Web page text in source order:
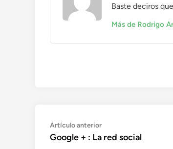
Baste deciros
Más de Rodrigo
Navegación
de
Artículo anteriorArtículo
anterior:
Google + : La red social